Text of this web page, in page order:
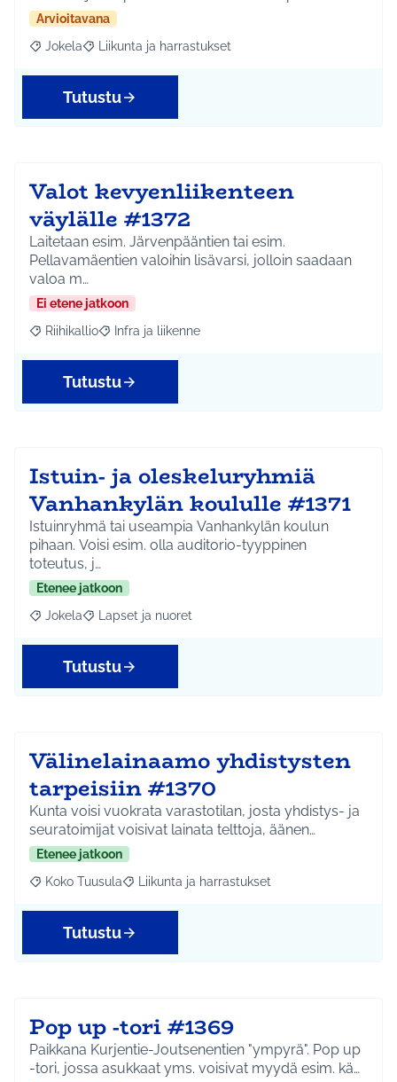
Arvioitavana
Rajaa tulokset aihepiirin mukaan: Jokela
Jokela Rajaa tulokset teeman mukaan: Liikunta ja
Liikunta ja harrastukset
Tutustu
Valot kevyenliikenteen
väylälle #1372
Laitetaan esim. Järvenpääntien tai esim.
Pellavamäentien valoihin lisävarsi, jolloin saadaan
valoa m…
Ei etene jatkoon
Rajaa tulokset aihepiirin mukaan: Riihikallio
Riihikallio Rajaa tulokset teeman mukaan: Infra ja liikenne
Infra ja liikenne
Tutustu
Istuin- ja oleskeluryhmiä
Vanhankylän koululle #1371
Istuinryhmä tai useampia Vanhankylän koulun
pihaan. Voisi esim. olla auditorio-tyyppinen
toteutus, j…
Etenee jatkoon
Rajaa tulokset aihepiirin mukaan: Jokela
Jokela Rajaa tulokset teeman mukaan: Lapset ja nuoret
Lapset ja nuoret
Tutustu
Välinelainaamo yhdistysten
tarpeisiin #1370
Kunta voisi vuokrata varastotilan, josta yhdistys- ja
seuratoimijat voisivat lainata telttoja, äänen…
Etenee jatkoon
Rajaa tulokset aihepiirin mukaan: Koko Tuusula
Koko Tuusula Rajaa tulokset teeman mukaan: Liikunta ja
Liikunta ja harrastukset
Tutustu
Pop up -tori #1369
Paikkana Kurjentie-Joutsenentien "ympyrä". Pop up
-tori, jossa asukkaat yms. voisivat myydä esim. kä…